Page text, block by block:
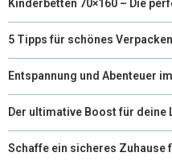
Kinderbetten 70×160 – Die
5 Tipps für schönes
Entspannung und Abenteuer
Der ultimative Boost für deine
Schaffe ein sicheres Zuhause